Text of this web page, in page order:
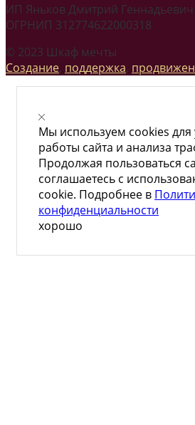
ИП Яньков Дмитрий
ОГРНИП 312774622000318
© 2023 Шкаф мечты
Создание, поддержка,
Мы используем cookies
работы сайта и анализа
Продолжая пользоваться
соглашаетесь с
cookie. Подробнее в
конфиденциальности
хорошо